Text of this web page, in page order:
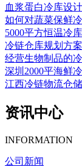
血浆蛋白冷库设
如何对蔬菜保鲜
5000平方恒温冷
冷链仓库规划方
经营生物制品的
深圳2000平海鲜
江西冷链物流仓
资讯中心
INFORMATION
公司新闻